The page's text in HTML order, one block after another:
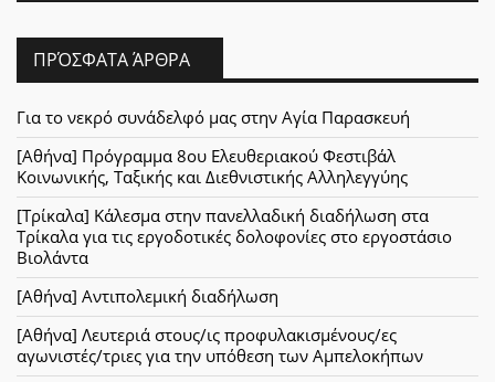
ΠΡΌΣΦΑΤΑ ΆΡΘΡΑ
Για το νεκρό συνάδελφό μας στην Αγία Παρασκευή
[Αθήνα] Πρόγραμμα 8ου Ελευθεριακού Φεστιβάλ
Κοινωνικής, Ταξικής και Διεθνιστικής Αλληλεγγύης
[Τρίκαλα] Κάλεσμα στην πανελλαδική διαδήλωση στα
Τρίκαλα για τις εργοδοτικές δολοφονίες στο εργοστάσιο
Βιολάντα
[Αθήνα] Αντιπολεμική διαδήλωση
[Αθήνα] Λευτεριά στους/ις προφυλακισμένους/ες
αγωνιστές/τριες για την υπόθεση των Αμπελοκήπων